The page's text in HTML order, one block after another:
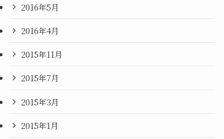
2016年5月
2016年4月
2015年11月
2015年7月
2015年3月
2015年1月